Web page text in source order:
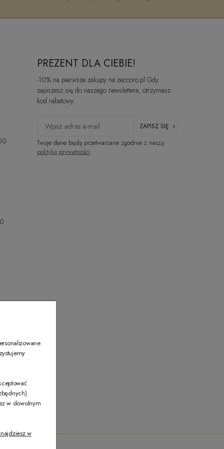
PREZENT DLA CIEBIE!
-10% na pierwsze zakupy na zeccoro.pl Gdy
zapiszesz się do naszego newslettera, otrzymasz
kod rabatowy.
ZAPISZ SIĘ
Twoje dane będą przetwarzane zgodnie z naszą
polityką prywatności
w dowolnym
w